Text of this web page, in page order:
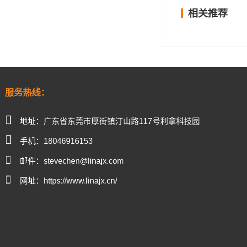
相关推荐
服务热线：
地址：广东省东莞市厚街镇汀山路117号利拿科技园
手机：18046916153
邮件：stevechen@linajx.com
网址：https://www.linajx.cn/